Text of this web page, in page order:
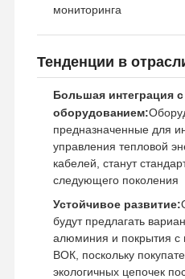
мониторинга
Тенденции в
Большая интеграция
оборудованием:
предназначенные для
управления тепловой
кабелей, станут
следующего поколения
Устойчивое развитие:
будут предлагать
алюминия и покрытия с
ВОК, поскольку
экологичных цепочек